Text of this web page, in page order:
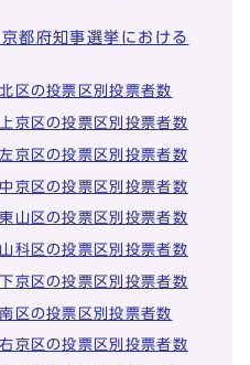
都府知事選挙における
区の投票区別投票者数
京区の投票区別投票者数
京区の投票区別投票者数
京区の投票区別投票者数
山区の投票区別投票者数
科区の投票区別投票者数
京区の投票区別投票者数
区の投票区別投票者数
京区の投票区別投票者数